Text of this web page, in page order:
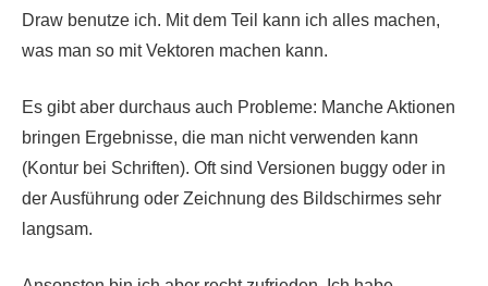
Draw benutze ich. Mit dem Teil kann ich alles machen,
was man so mit Vektoren machen kann.
Es gibt aber durchaus auch Probleme: Manche Aktionen
bringen Ergebnisse, die man nicht verwenden kann
(Kontur bei Schriften). Oft sind Versionen buggy oder in
der Ausführung oder Zeichnung des Bildschirmes sehr
langsam.